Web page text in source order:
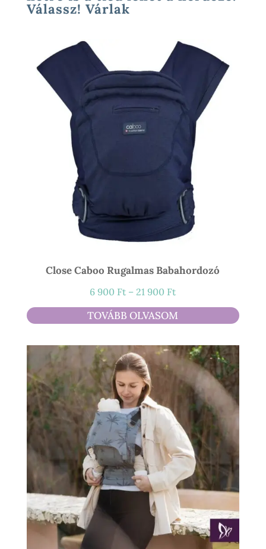
Válassz! Várlak
Close Caboo Rugalmas Babahordozó
6 900 Ft – 21 900 FtÁrtartomány:
6
900 Ft
21
900 Ft
TOVÁBB OLVASOM